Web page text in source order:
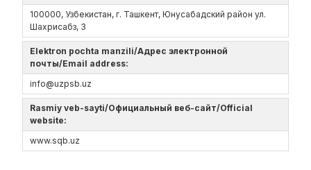
100000, Узбекистан, г. Ташкент, Юнусабадский район ул.
Шахрисабз, 3
Elektron pochta manzili/Адрес электронной
почты/Email address:
info@uzpsb.uz
Rasmiy veb-sayti/Официальный веб-сайт/Official
website:
www.sqb.uz